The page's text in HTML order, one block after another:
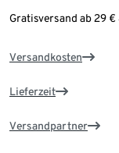
Gratisversand ab 29
Versandkosten
Lieferzeit
Versandpartner